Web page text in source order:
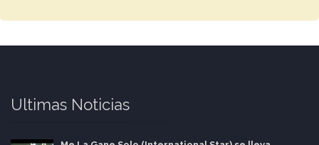
Ultimas Noticias